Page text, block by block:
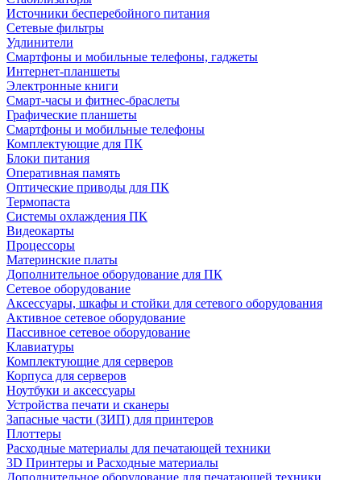
Источники бесперебойного питания
Сетевые фильтры
Удлинители
Смартфоны и мобильные телефоны, гаджеты
Интернет-планшеты
Электронные книги
Смарт-часы и фитнес-браслеты
Графические планшеты
Смартфоны и мобильные телефоны
Комплектующие для ПК
Блоки питания
Оперативная память
Оптические приводы для ПК
Термопаста
Системы охлаждения ПК
Видеокарты
Процессоры
Материнские платы
Дополнительное оборудование для ПК
Сетевое оборудование
Аксессуары, шкафы и стойки для сетевого оборудования
Активное сетевое оборудование
Пассивное сетевое оборудование
Клавиатуры
Комплектующие для серверов
Корпуса для серверов
Ноутбуки и аксессуары
Устройства печати и сканеры
Запасные части (ЗИП) для принтеров
Плоттеры
Расходные материалы для печатающей техники
3D Принтеры и Расходные материалы